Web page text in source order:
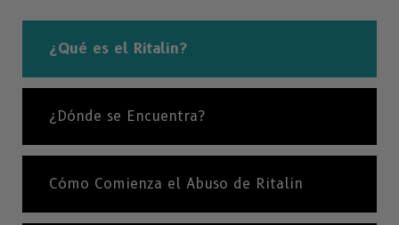
¿Qué es el Ritalin?
¿Dónde se Encuentra?
Cómo Comienza el Abuso de Ritalin